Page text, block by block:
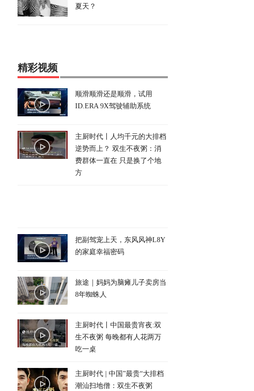
夏天？
精彩视频
顺滑顺滑还是顺滑，试用
ID.ERA 9X驾驶辅助系统
主厨时代丨人均千元的大排档
逆势而上？ 双生不夜粥：消
费群体一直在 只是换了个地
方
把副驾宠上天，东风风神L8Y
的家庭幸福密码
旅途｜妈妈为脑瘫儿子卖房当
8年蜘蛛人
主厨时代丨中国最贵宵夜:双
生不夜粥 每晚都有人花两万
吃一桌
主厨时代 | 中国”最贵“大排档
潮汕扫地僧：双生不夜粥